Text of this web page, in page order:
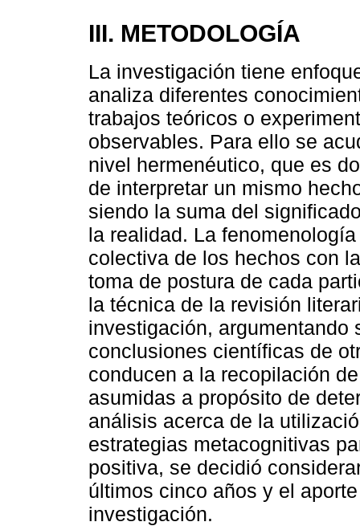
III. METODOLOGÍA
La investigación tiene
analiza diferentes
trabajos teóricos o
observables. Para ello se
nivel hermenéutico, que es
de interpretar un mismo
siendo la suma del
la realidad. La
colectiva de los hechos con
toma de postura de cada
la técnica de la revisión
investigación,
conclusiones científicas de
conducen a la recopilación
asumidas a propósito de
análisis acerca de la
estrategias metacognitivas
positiva, se decidió
últimos cinco años y el
investigación.